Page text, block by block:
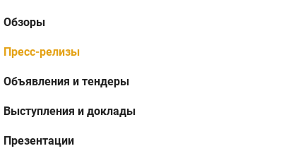
Обзоры
Пресс-релизы
Объявления и тендеры
Выступления и доклады
Презентации